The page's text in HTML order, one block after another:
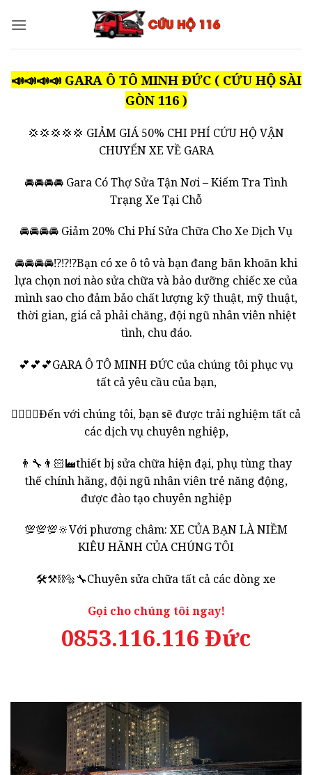
qua
📣📣📣📣 GARA Ô TÔ MINH ĐỨC ( CỨU HỘ SÀI
GÒN 116 )
💢💢💢💢💢 GIẢM GIÁ 50% CHI PHÍ CỨU HỘ VẬN
CHUYỂN XE VỀ GARA
🚘🚘🚘🚘 Gara Có Thợ Sửa Tận Nơi – Kiểm Tra Tình
Trạng Xe Tại Chỗ
🚘🚘🚘🚘 Giảm 20% Chi Phí Sửa Chữa Cho Xe Dịch Vụ
🚘🚘🚘🚘⁉️⁉️⁉️Bạn có xe ô tô và bạn đang băn khoăn khi
lựa chọn nơi nào sửa chữa và bảo dưỡng chiếc xe của
mình sao cho đảm bảo chất lượng kỹ thuật, mỹ thuật,
thời gian, giá cả phải chăng, đội ngũ nhân viên nhiệt
tình, chu đáo.
💕💕💕GARA Ô TÔ MINH ĐỨC của chúng tôi phục vụ
tất cả yêu cầu của bạn,
👌🏻👌🏻Đến với chúng tôi, bạn sẽ được trải nghiệm tất cả
các dịch vụ chuyên nghiệp,
👨‍🔧👨🏻‍🏭thiết bị sửa chữa hiện đại, phụ tùng thay
thế chính hãng, đội ngũ nhân viên trẻ năng động,
được đào tạo chuyên nghiệp
💯💯💯🔆Với phương châm: XE CỦA BẠN LÀ NIỀM
KIÊU HÃNH CỦA CHÚNG TÔI
🛠⚒⛓🔩🔧Chuyên sửa chữa tất cả các dòng xe
Gọi cho chúng tôi ngay!
0853.116.116 Đức